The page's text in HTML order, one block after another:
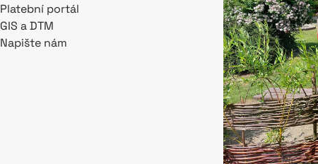
Platební portál
GIS a DTM
Napište nám